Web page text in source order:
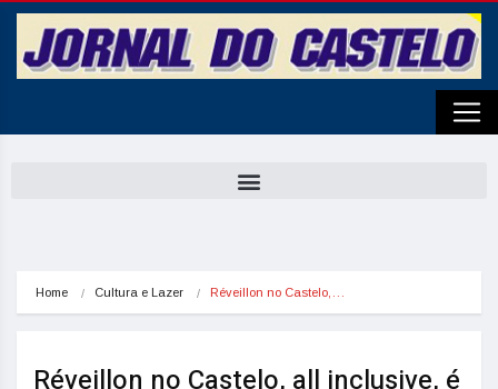
Home Cultura e Lazer Réveillon no Castelo,…
Réveillon no Castelo, all inclusive, é